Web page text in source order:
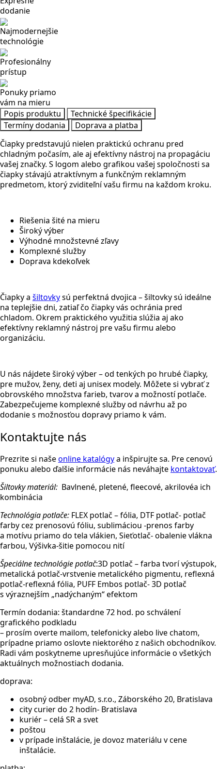
dodanie
Najmodernejšie
technológie
Profesionálny
prístup
Ponuky priamo
vám na mieru
Popis produktu
Technické špecifikácie
Termíny dodania
Doprava a platba
Čiapky predstavujú nielen praktickú ochranu pred
chladným počasím, ale aj efektívny nástroj na propagáciu
vašej značky. S logom alebo grafikou vašej spoločnosti sa
čiapky stávajú atraktívnym a funkčným reklamným
predmetom, ktorý zviditeľní vašu firmu na každom kroku.
Riešenia šité na mieru
Široký výber
Výhodné množstevné zľavy
Komplexné služby
Doprava kdekoľvek
Čiapky a šiltovkysú perfektná dvojica – šiltovky sú ideálne
na teplejšie dni, zatiaľ čo čiapky vás ochránia pred
chladom. Okrem praktického využitia slúžia aj ako
efektívny reklamný nástroj pre vašu firmu alebo
organizáciu.
U nás nájdete široký výber – od tenkých po hrubé čiapky,
pre mužov, ženy, deti aj unisex modely. Môžete si vybrať z
obrovského množstva farieb, tvarov a možností potlače.
Zabezpečujeme komplexné služby od návrhu až po
dodanie s možnosťou dopravy priamo k vám.
Kontaktujte nás
Prezrite si našeonline katalógya inšpirujte sa. Pre cenovú
ponuku alebo ďalšie informácie nás neváhajte kontaktovať.
Šiltovky materiál: Bavlnené, pletené, fleecové, akrilovéa ich
kombinácia
Technológia potlače: FLEX potlač – fólia, DTF potlač- potlač
farby cez prenosovú fóliu, sublimáciou -prenos farby
a motívu priamo do tela vlákien, Sieťotlač- obalenie vlákna
farbou, Výšivka-šitie pomocou nití
Špeciálne technológie potlač:3D potlač – farba tvorí výstupok,
metalická potlač-vrstvenie metalického pigmentu, reflexná
potlač-reflexná fólia, PUFF Embos potlač- 3D potlač
s výraznejším „nadýchaným“ efektom
Termín dodania: štandardne 72 hod. po schválení
grafického podkladu
– prosím overte mailom, telefonicky alebo live chatom,
prípadne priamo oslovte niektorého z našich obchodníkov.
Radi vám poskytneme upresňujúce informácie o všetkých
aktuálnych možnostiach dodania.
doprava:
osobný odber myAD, s.r.o., Záborského 20, Bratislava
city curier do 2 hodín- Bratislava
kuriér – celá SR a svet
poštou
v prípade inštalácie, je dovoz materiálu v cene
inštalácie.